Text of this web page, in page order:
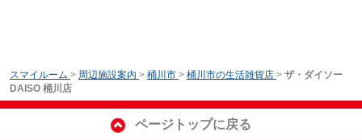
スマイルーム > 周辺施設案内 > 桶川市 > 桶川市の生活雑貨店 > ザ・ダイソー
DAISO 桶川店
ページトップに戻る